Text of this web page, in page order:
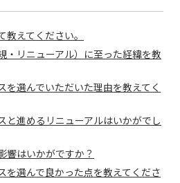
えてください。
・リニューアル）に至った経緯を教
を選んでいただいた理由を教えてく
と進めるリニューアルはいかがでし
響はいかがですか？
を選んで良かった点を教えてくださ